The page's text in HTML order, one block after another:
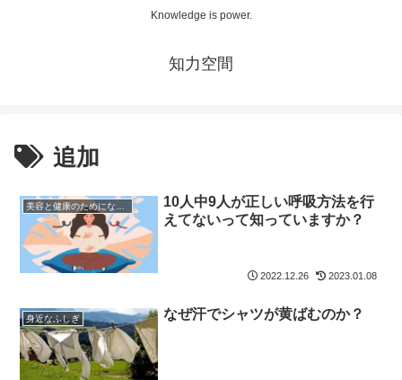
Knowledge is power.
知力空間
追加
10人中9人が正しい呼吸方法を行
えてないって知っていますか？
2022.12.26 2023.01.08
身近なふしぎ なぜ汗でシャツが黄ばむのか？